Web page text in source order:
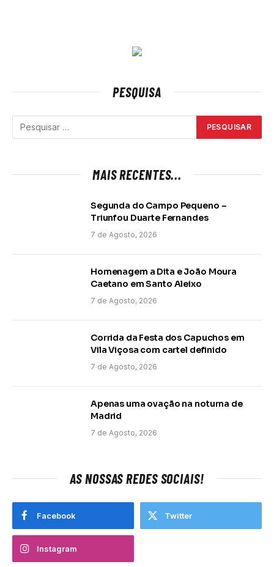
PESQUISA
MAIS RECENTES...
Segunda do Campo Pequeno –
Triunfou Duarte Fernandes
7 de Agosto, 2026
Homenagem a Dita e João Moura
Caetano em Santo Aleixo
7 de Agosto, 2026
Corrida da Festa dos Capuchos em
Vila Viçosa com cartel definido
7 de Agosto, 2026
Apenas uma ovação na noturna de
Madrid
7 de Agosto, 2026
AS NOSSAS REDES SOCIAIS!
Facebook Twitter
Instagram